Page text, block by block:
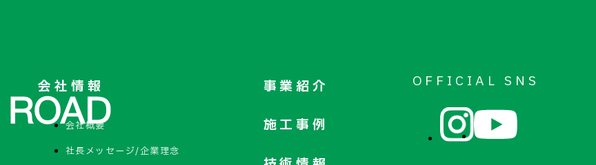
OFFICIAL SNS
会社情報
会社概要
社長メッセージ/企業理念
事業紹介
施工事例